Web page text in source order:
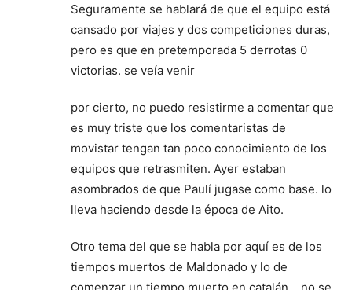
Seguramente se hablará de que el equipo está
cansado por viajes y dos competiciones duras,
pero es que en pretemporada 5 derrotas 0
victorias. se veía venir
por cierto, no puedo resistirme a comentar que
es muy triste que los comentaristas de
movistar tengan tan poco conocimiento de los
equipos que retrasmiten. Ayer estaban
asombrados de que Paulí jugase como base. lo
lleva haciendo desde la época de Aito.
Otro tema del que se habla por aquí es de los
tiempos muertos de Maldonado y lo de
comenzar un tiempo muerto en catalán….no se,